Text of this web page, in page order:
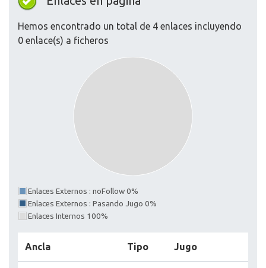
Hemos encontrado un total de 4 enlaces incluyendo
0 enlace(s) a ficheros
Enlaces Externos : noFollow 0%
Enlaces Externos : Pasando Jugo 0%
Enlaces Internos 100%
Ancla Tipo Jugo